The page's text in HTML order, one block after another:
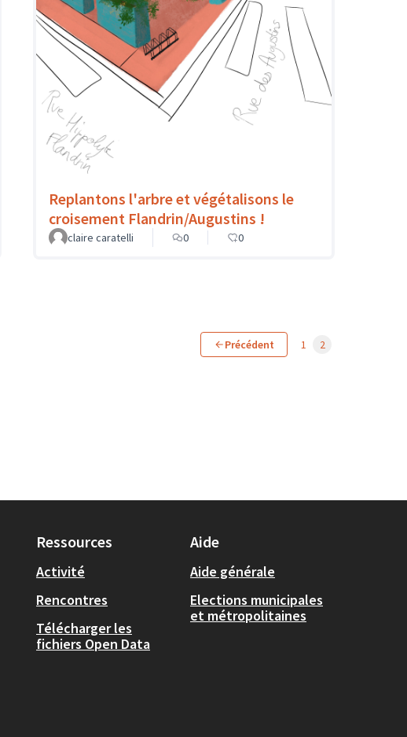
Replantons l'arbre et végétalisons le
croisement Flandrin/Augustins !
claire caratelli 0 0
Précédent 1 2
Ressources
Activité
Rencontres
Télécharger les
fichiers Open Data
Aide
Aide générale
Elections municipales
et métropolitaines